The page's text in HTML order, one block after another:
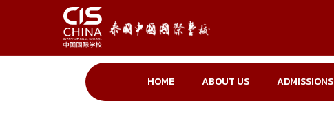
HOME ABOUT US ADMISSIONS